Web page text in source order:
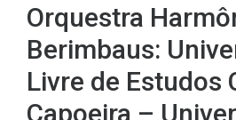
Orquestra
Berimbaus:
Livre de Estudos
Capoeira –